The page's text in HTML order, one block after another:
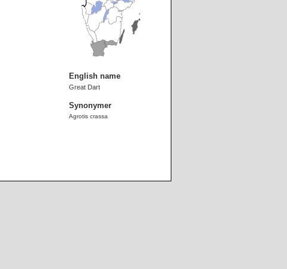
English name
Great Dart
Synonymer
Agrotis crassa